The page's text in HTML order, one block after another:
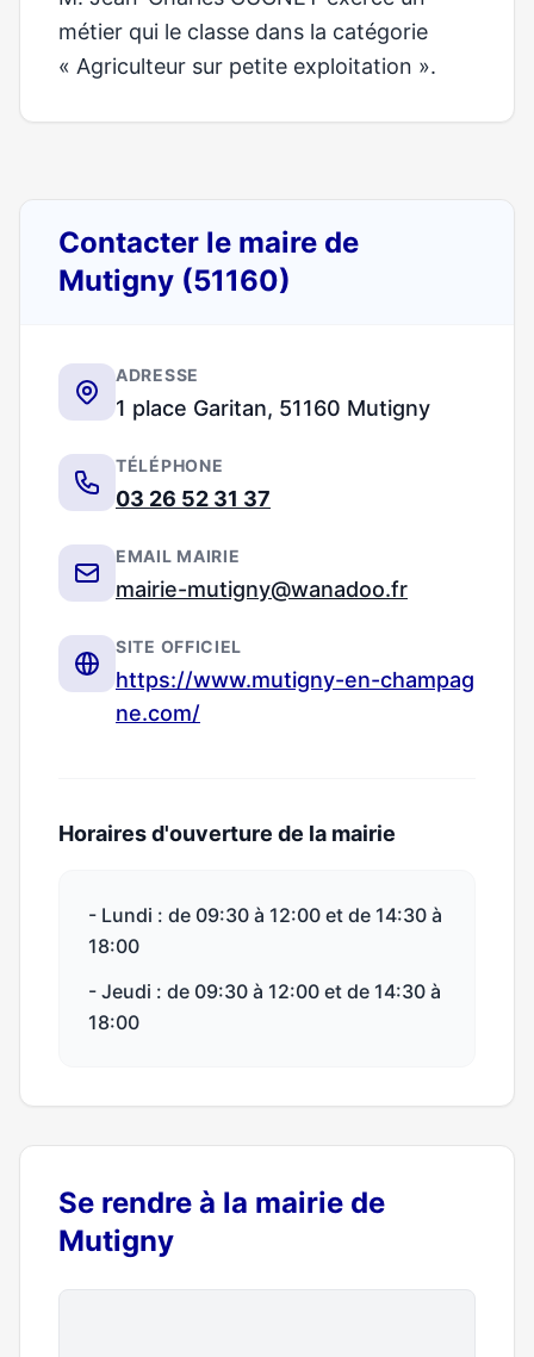
métier qui le classe dans la catégorie
« Agriculteur sur petite exploitation ».
Contacter le maire de
Mutigny (51160)
ADRESSE
1 place Garitan, 51160 Mutigny
TÉLÉPHONE
03 26 52 31 37
EMAIL MAIRIE
mairie-mutigny@wanadoo.fr
SITE OFFICIEL
https://www.mutigny-en-champag
ne.com/
Horaires d'ouverture de la mairie
- Lundi : de 09:30 à 12:00 et de 14:30 à
18:00
- Jeudi : de 09:30 à 12:00 et de 14:30 à
18:00
Se rendre à la mairie de
Mutigny